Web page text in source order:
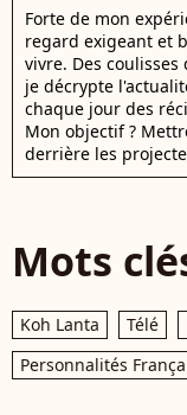
Forte de mon
regard exigeant et
vivre. Des
je décrypte
chaque jour des
Mon objectif ?
derrière les
Mots
Koh Lanta Télé
Personnalités